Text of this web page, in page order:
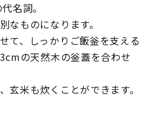
名詞。
なものになります。
て、しっかりご飯釡を支える
の天然木の釡蓋を合わせ
玄米も炊くことができます。